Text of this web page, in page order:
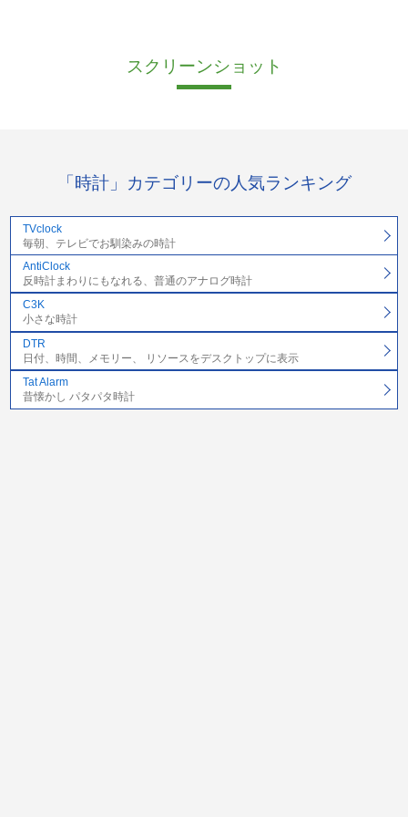
スクリーンショット
「時計」カテゴリーの人気ランキング
TVclock
毎朝、テレビでお馴染みの時計
AntiClock
反時計まわりにもなれる、普通のアナログ時計
C3K
小さな時計
DTR
日付、時間、メモリー、 リソースをデスクトップに表示
Tat Alarm
昔懐かし パタパタ時計